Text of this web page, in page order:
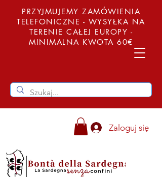
PRZYJMUJEMY ZAMÓWIENIA
TELEFONICZNE - WYSYŁKA NA
TERENIE CAŁEJ EUROPY -
MINIMALNA KWOTA 60€
Zaloguj się